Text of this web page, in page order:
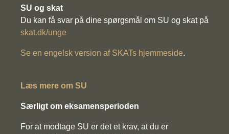
SU og skat
Du kan få svar på dine spørgsmål om SU og skat på
skat.dk/unge
Se en engelsk version af SKATs hjemmeside.
Læs mere om SU
Særligt om eksamensperioden
For at modtage SU er det et krav, at du er